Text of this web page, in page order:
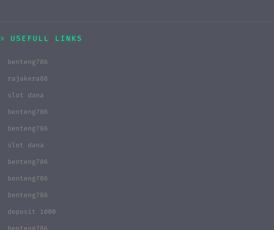
USEFULL LINKS
benteng786
rajakera88
slot dana
benteng786
benteng786
slot dana
benteng786
benteng786
benteng786
deposit 1000